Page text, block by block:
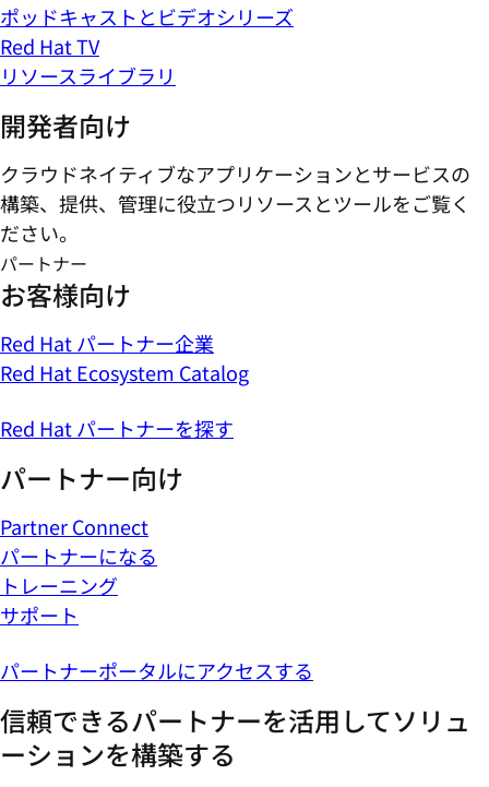
ポッドキャストとビデオシリーズ
Red Hat TV
リソースライブラリ
開発者向け
クラウドネイティブなアプリケーションとサービスの
構築、提供、管理に役立つリソースとツールをご覧く
ださい。
パートナー
お客様向け
Red Hat パートナー企業
Red Hat Ecosystem Catalog
Red Hat パートナーを探す
パートナー向け
Partner Connect
パートナーになる
トレーニング
サポート
パートナーポータルにアクセスする
信頼できるパートナーを活用してソリュ
ーションを構築する